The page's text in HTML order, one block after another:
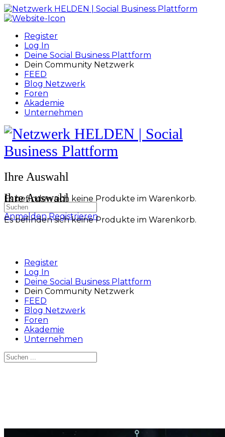
Toggle
Side
Register
Log In
Deine Social Business Plattform
Dein Community Netzwerk
FEED
Blog Netzwerk
Foren
Akademie
Unternehmen
Toggle
Side
Panel
More
options
Ihre Auswahl
Es befinden sich keine Produkte im Warenkorb.
Anmelden Registrieren
Ihre Auswahl
Es befinden sich keine Produkte im Warenkorb.
Suchen
nach:
Register
Log In
Deine Social Business Plattform
Dein Community Netzwerk
FEED
Blog Netzwerk
Foren
Akademie
Unternehmen
Suchen
nach: